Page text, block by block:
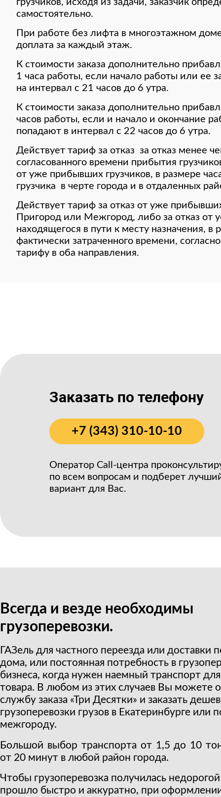
грузчиков, исходя из задачи, заказчик
самостоятельно.
При работе без лифта в многоэтажном
доплата за каждый этаж.
К стоимости заказа дополнительно
1 часа работы, если начало работы или ее
на интервал с 21 часов до 6 утра.
К стоимости заказа дополнительно
часов работы, если и начало и окончание
попадают в интервал с 22 часов до 6 утра.
Действует тариф за отказ за отказ менее
согласованного времени прибытия
от уже прибывших грузчиков, в размере
грузчика в черте города и в отдаленных
Действует тариф за отказ от уже
Пригород или Межгород, либо за отказ от
находящегося в пути к месту назначения, в
фактически затраченного времени,
тарифу в оба направления.
Заказать по телефону
+7 (343) 310-10-10
Оператор Call-центра
по всем вопросам и подберет
вариант для Вас.
Всегда и везде необходимы
грузоперевозки.
ГАЗель для частного переезда или доставки
дома, или постоянная потребность в
бизнеса, когда нужен наемный транспорт
товара. В любом из этих случаев Вы можете
службу заказа «Три Десятки» и заказать
грузоперевозки грузов в Екатеринбурге или
межгороду.
Большой выбор транспорта от 1,5 до 10
от 20 минут в любой район города.
Чтобы грузоперевозка получилась недорогой
прошло быстро и аккуратно, при оформлении